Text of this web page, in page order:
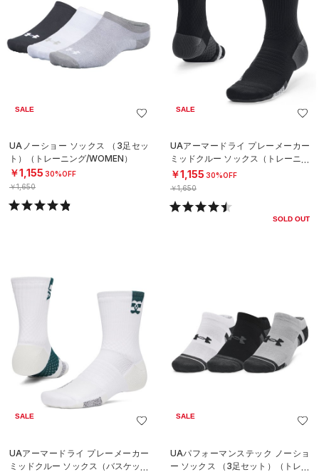
SALE
UAノーショー ソックス （3足セッ
ト）（トレーニング/WOMEN）
￥1,155 30%OFF
￥1,650
SALE
UAアーマードライ プレーメーカー
ミッドクルー ソックス（トレーニン
グ/UNISEX）
￥1,155 30%OFF
￥1,650
SOLD OUT
SALE
UAアーマードライ プレーメーカー
ミッドクルー ソックス（バスケット
SALE
UAパフォーマンステック ノーショ
ー ソックス （3足セット）（トレー